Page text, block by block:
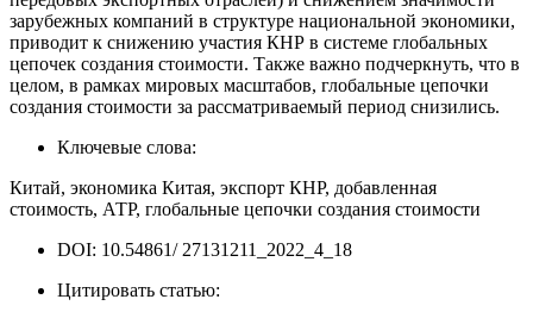
зарубежных компаний в структуре национальной экономики,
приводит к снижению участия КНР в системе глобальных
цепочек создания стоимости. Также важно подчеркнуть, что в
целом, в рамках мировых масштабов, глобальные цепочки
создания стоимости за рассматриваемый период снизились.
Ключевые слова:
Китай, экономика Китая, экспорт КНР, добавленная
стоимость, АТР, глобальные цепочки создания стоимости
DOI: 10.54861/ 27131211_2022_4_18
Цитировать статью: